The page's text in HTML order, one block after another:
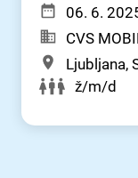
06. 6.
CVS
Ljubljana,
ž/m/d